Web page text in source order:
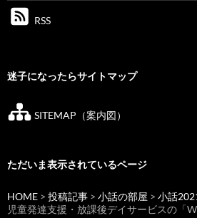
RSS
迷子になったらサイトマップ
SITEMAP（案内図）
ただいま表示されているページ
HOME > 投稿記事 > 小話の部屋 > 小話
児童発達支援・放課後デイサービスの「